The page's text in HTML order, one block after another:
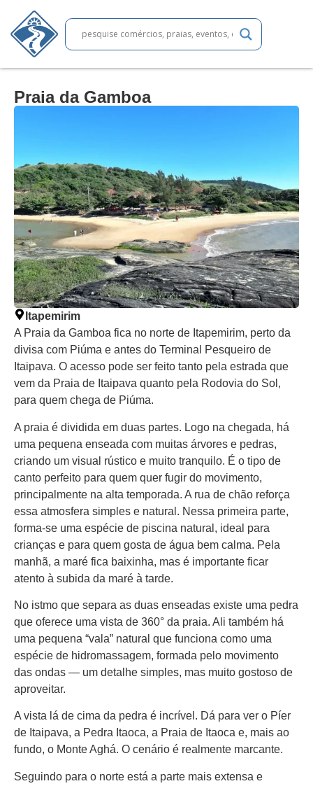
Praia da Gamboa
Itapemirim
A Praia da Gamboa fica no norte de Itapemirim, perto da
divisa com Piúma e antes do Terminal Pesqueiro de
Itaipava. O acesso pode ser feito tanto pela estrada que
vem da Praia de Itaipava quanto pela Rodovia do Sol,
para quem chega de Piúma.
A praia é dividida em duas partes. Logo na chegada, há
uma pequena enseada com muitas árvores e pedras,
criando um visual rústico e muito tranquilo. É o tipo de
canto perfeito para quem quer fugir do movimento,
principalmente na alta temporada. A rua de chão reforça
essa atmosfera simples e natural. Nessa primeira parte,
forma-se uma espécie de piscina natural, ideal para
crianças e para quem gosta de água bem calma. Pela
manhã, a maré fica baixinha, mas é importante ficar
atento à subida da maré à tarde.
No istmo que separa as duas enseadas existe uma pedra
que oferece uma vista de 360° da praia. Ali também há
uma pequena “vala” natural que funciona como uma
espécie de hidromassagem, formada pelo movimento
das ondas — um detalhe simples, mas muito gostoso de
aproveitar.
A vista lá de cima da pedra é incrível. Dá para ver o Píer
de Itaipava, a Pedra Itaoca, a Praia de Itaoca e, mais ao
fundo, o Monte Aghá. O cenário é realmente marcante.
Seguindo para o norte está a parte mais extensa e